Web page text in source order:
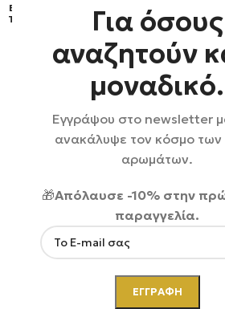
Για όσους
αναζητούν
μοναδικό.
Εγγράψου στο newsletter
ανακάλυψε τον κόσμο
αρωμάτων.
🎁Απόλαυσε -10% στην
παραγγελία.
ΕΞΑΝ
ΤΛΉΘ